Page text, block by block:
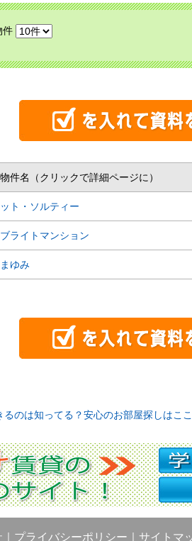
物件名（クリックで詳細ページに）
ト・ソルティー
ライトマンション
ゆみ
のは知ってる？安心のお部屋探しはこ
プライバシーポリシー サイトマ